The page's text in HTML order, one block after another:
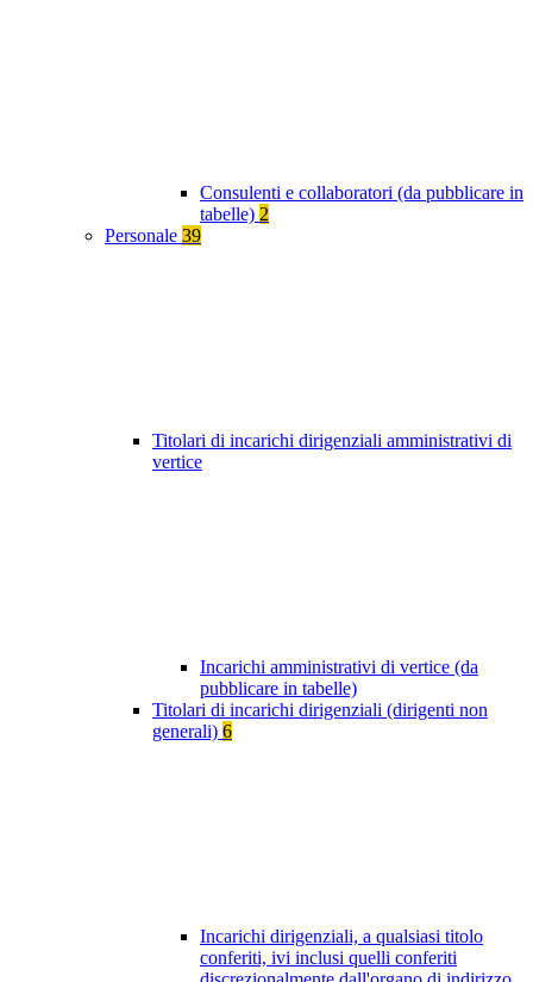
Consulenti e collaboratori (da pubblicare in
tabelle) 2
Personale 39
Titolari di incarichi dirigenziali amministrativi di
vertice
Incarichi amministrativi di vertice (da
pubblicare in tabelle)
Titolari di incarichi dirigenziali (dirigenti non
generali) 6
Incarichi dirigenziali, a qualsiasi titolo
conferiti, ivi inclusi quelli conferiti